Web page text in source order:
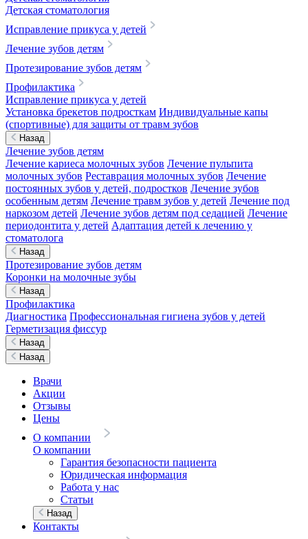
Детская стоматология
Исправление прикуса у детей
Лечение зубов детям
Протезирование зубов детям
Профилактика
Исправление прикуса у детей
Установка брекетов подросткам Индивидуальные капы
(спортивные) для защиты от травм зубов
Назад
Лечение зубов детям
Лечение кариеса молочных зубов Лечение пульпита
молочных зубов Реставрация молочных зубов Лечение
постоянных зубов у детей, подростков Лечение зубов
особенным детям Лечение травм зубов у детей Лечение под
наркозом детей Лечение зубов детям под седацией Лечение
периодонтита у детей Адаптация детей к лечению у
стоматолога
Назад
Протезирование зубов детям
Коронки на молочные зубы
Назад
Профилактика
Диагностика Профессиональная гигиена зубов у детей
Герметизация фиссур
Назад
Назад
Врачи
Акции
Отзывы
Цены
О компании
О компании
Гарантия безопасности пациента
Юридическая информация
Работа у нас
Статьи
Назад
Контакты